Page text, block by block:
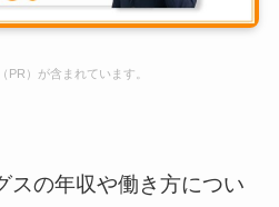
）が含まれています。
スの年収や働き方につい